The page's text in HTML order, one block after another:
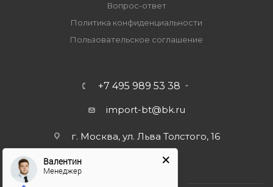
Вопрос-ответ
Политика конфиденциальности
Пользовательское соглашение
+7 495 989 53 38
import-bt@bk.ru
г. Москва, ул. Льва Толстого, 16
Валентин
Менеджер